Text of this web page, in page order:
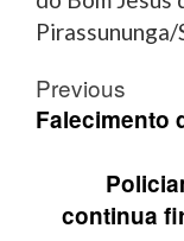
Pirassununga/
Post
Previous
Falecimento
continua